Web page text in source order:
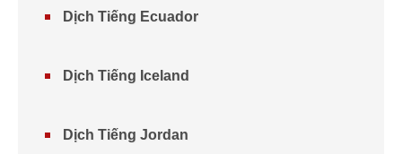
Dịch Tiếng Ecuador
Dịch Tiếng Iceland
Dịch Tiếng Jordan